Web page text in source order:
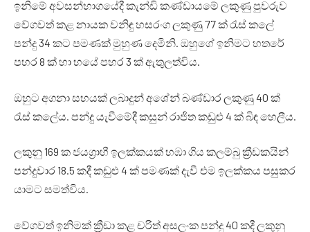
ඉනිමේ අවසන්භාගයේදී කැන්ඩි කණ්ඩායමේ ලකුණු පුවරුව
වේගවත් කළ නායක වනිඳු හසරංග ලකුණු 77 ක් රැස් කලේ
පන්දු 34 කට පමණක් මුහුණ දෙමිනි. ඔහුගේ ඉනිමට හතරේ
පහර 8 ක් හා හයේ පහර 3 ක් ඇතුලත්විය.
ඔහුට අගනා සහයක් ලබාදුන් අශේන් බණ්ඩාර ලකුණු 40 ක්
රැස් කලේය. පන්දු යැවීමේදී කසුන් රාජිත කඩුළු 4 ක් බිඳ හෙලීය.‍
ලකුනු 169 ක ජයග්‍රාහී ඉලක්කයක් හඹා ගිය කලම්බු ක්‍රීඩකයින්
පන්දුවාර 18.5 කදී කඩුළු 4 ක් පමණක් දැවී එම ඉලක්කය පසුකර
යාමට සමත්විය.
වේගවත් ඉනිමක් ක්‍රීඩා කළ චරිත් අසලංක පන්දු 40 කදී ලකුනු